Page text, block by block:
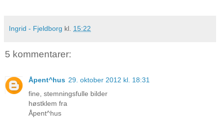
Ingrid - Fjeldborg kl. 15:22
5 kommentarer:
Åpent^hus 29. oktober 2012 kl. 18:31
fine, stemningsfulle bilder
høstklem fra
Åpent^hus